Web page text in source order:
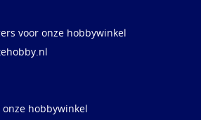
voor onze hobbywinkel
hobbywinkel